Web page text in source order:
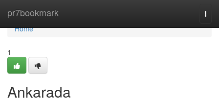
pr7bookmark
Home
Home
1
Ankarada